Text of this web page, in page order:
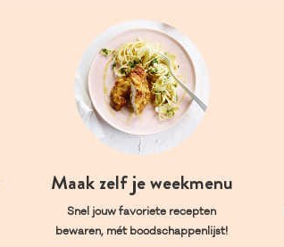
Maak zelf je weekmenu
Snel jouw favoriete recepten
bewaren, mét boodschappenlijst!